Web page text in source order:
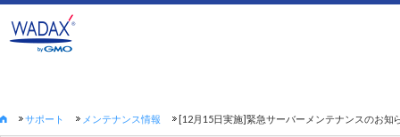
サポート メンテナンス情報 [12月15日実施]緊急サーバーメンテナンスのお知